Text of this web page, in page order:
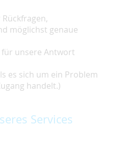
möglichst genaue
für unsere Antwort
es sich um ein Problem
handelt.)
Services